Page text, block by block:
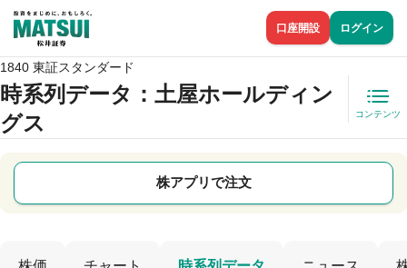
口座開設 ログイン
1840 東証スタンダード
時系列データ ：土屋ホールディン
グス
コンテンツ
株アプリで注文